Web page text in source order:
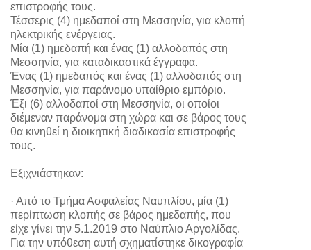
επιστροφής τους.
Τέσσερις (4) ημεδαποί στη Μεσσηνία, για κλοπή
ηλεκτρικής ενέργειας.
Μία (1) ημεδαπή και ένας (1) αλλοδαπός στη
Μεσσηνία, για καταδικαστικά έγγραφα.
Ένας (1) ημεδαπός και ένας (1) αλλοδαπός στη
Μεσσηνία, για παράνομο υπαίθριο εμπόριο.
Έξι (6) αλλοδαποί στη Μεσσηνία, οι οποίοι
διέμεναν παράνομα στη χώρα και σε βάρος τους
θα κινηθεί η διοικητική διαδικασία επιστροφής
τους.
Εξιχνιάστηκαν:
· Από το Τμήμα Ασφαλείας Ναυπλίου, μία (1)
περίπτωση κλοπής σε βάρος ημεδαπής, που
είχε γίνει την 5.1.2019 στο Ναύπλιο Αργολίδας.
Για την υπόθεση αυτή σχηματίστηκε δικογραφία